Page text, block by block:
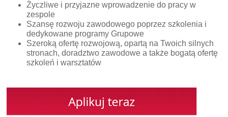
Życzliwe i przyjazne wprowadzenie do pracy w
zespole
Szansę rozwoju zawodowego poprzez szkolenia i
dedykowane programy Grupowe
Szeroką ofertę rozwojową, opartą na Twoich silnych
stronach, doradztwo zawodowe a także bogatą ofertę
szkoleń i warsztatów